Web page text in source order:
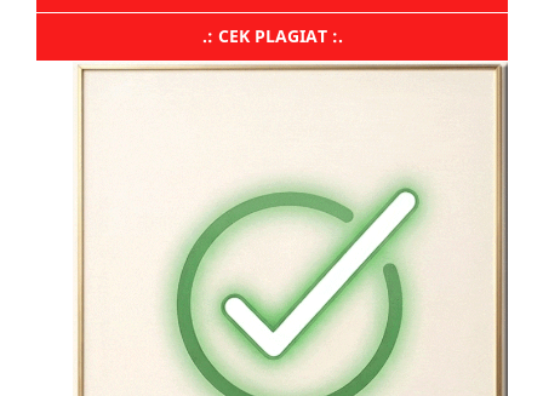
.: CEK PLAGIAT :.